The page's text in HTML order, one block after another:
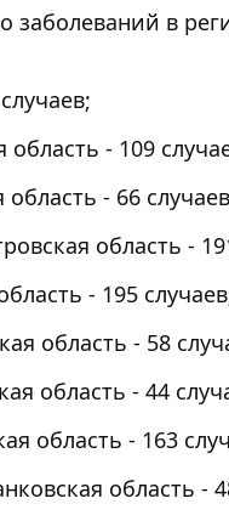
заболеваний в
- 109
- 66
область -
- 195
область - 58
область - 44
область - 163
область -